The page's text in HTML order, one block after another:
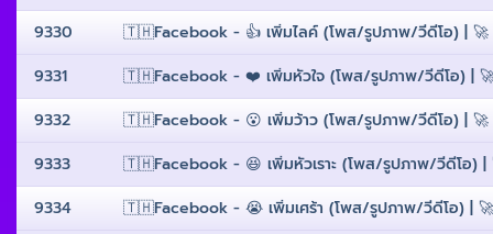
9330
🇹🇭Facebook - 👍 เพิ่มไลค์ (โพส/รูปภาพ/วีดีโอ) | 🚀
9331
🇹🇭Facebook - ❤️ เพิ่มหัวใจ (โพส/รูปภาพ/วีดีโอ) | 🚀
9332
🇹🇭Facebook - 😮 เพิ่มว้าว (โพส/รูปภาพ/วีดีโอ) | 🚀
9333
🇹🇭Facebook - 😆 เพิ่มหัวเราะ (โพส/รูปภาพ/วีดีโอ) |
9334
🇹🇭Facebook - 😭 เพิ่มเศร้า (โพส/รูปภาพ/วีดีโอ) |